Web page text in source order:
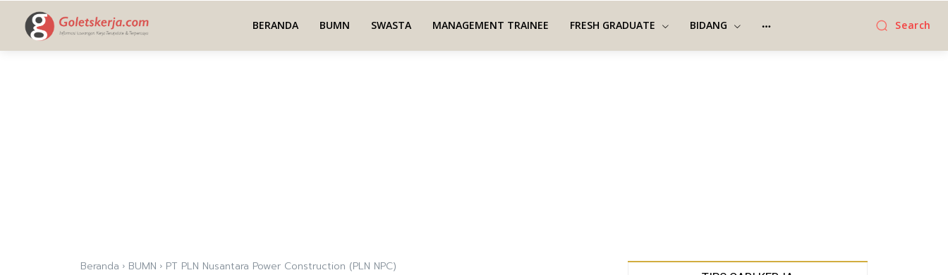
BERANDA BUMN SWASTA MANAGEMENT TRAINEE FRESH GRADUATE BIDANG Search
Beranda BUMN PT PLN Nusantara Power Construction (PLN NPC)